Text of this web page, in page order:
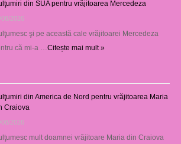
din SUA pentru vrăjitoarea Mercedeza
08/2026
şi pe această cale vrăjitoarei Mercedeza
că mi-a … Citește mai mult »
din America de Nord pentru vrăjitoarea Maria
Craiova
08/2026
mult doamnei vrăjitoare Maria din Craiova